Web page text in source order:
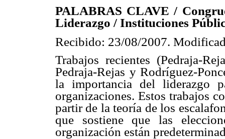
PALABRAS CLAVE /
Liderazgo / Instituciones
Recibido: 23/08/2007.
Trabajos recientes (Pedraja-
Pedraja-Rejas y Rodríguez-
la importancia del liderazgo
organizaciones. Estos trabajos
partir de la teoría de los
que sostiene que las
organización están